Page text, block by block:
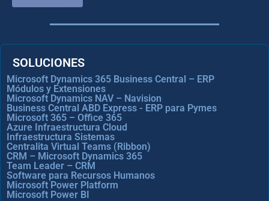
SOLUCIONES
Microsoft Dynamics 365 Business Central – ERP
Módulos y Extensiones
Microsoft Dynamics NAV – Navision
Business Central ABD Express - ERP para Pymes
Microsoft 365 – Office 365
Azure Infraestructura Cloud
Infraestructura Sistemas
Centralita Virtual Teams (Ribbon)
CRM – Microsoft Dynamics 365
Team Leader – CRM
Software para Recursos Humanos
Microsoft Power Platform
Microsoft Power BI